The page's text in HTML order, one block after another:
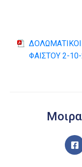
ΦΑΙΣΤΟΥ 2-